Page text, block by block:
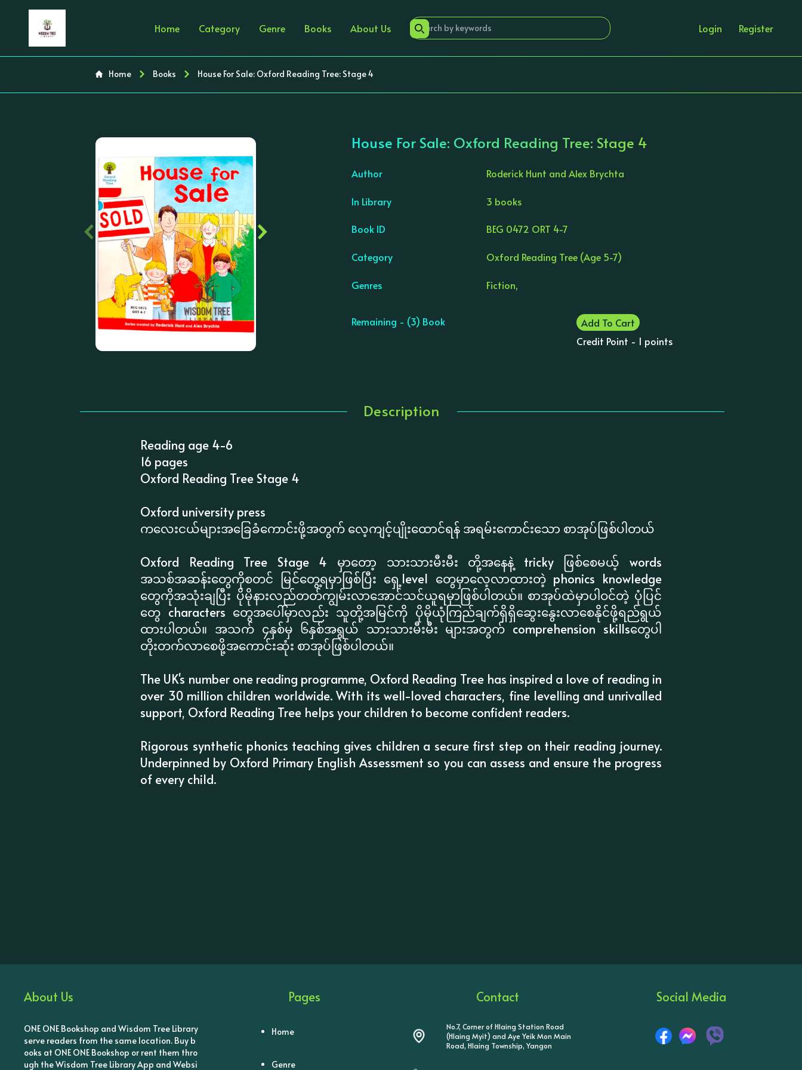
Home Category Genre Books About Us Login Register
Home Books House For Sale: Oxford Reading Tree: Stage 4
‹ ›
House For Sale: Oxford Reading Tree: Stage 4
Author Roderick Hunt and Alex Brychta
In Library 3 books
Book ID BEG 0472 ORT 4-7
Category Oxford Reading Tree (Age 5-7)
Genres Fiction,
Remaining - (3) Book
Add To Cart
Credit Point - 1 points
Description
Reading age 4-6
16 pages
Oxford Reading Tree Stage 4
Oxford university press
ကလေးငယ်များအခြေခံကောင်းဖို့အတွက် လေ့ကျင့်ပျိုးထောင်ရန် အရမ်းကောင်းသော စာအုပ်ဖြစ်ပါတယ်
Oxford Reading Tree Stage 4 မှာတော့ သားသားမီးမီး တို့အနေနဲ့ tricky ဖြစ်စေမယ့် words
အသစ်အဆန်းတွေကိုစတင် မြင်တွေ့ရမှာဖြစ်ပြီး ရှေ့level တွေမှာလေ့လာထားတဲ့ phonics knowledge
တွေကိုအသုံးချပြီး ပိုမိုနားလည်တတ်ကျွမ်းလာအောင်သင်ယူရမှာဖြစ်ပါတယ်။ စာအုပ်ထဲမှာပါဝင်တဲ့ ပုံပြင်
တွေ characters တွေအပေါ်မှာလည်း သူတို့အမြင်ကို ပိုမိုယုံကြည်ချက်ရှိရှိဆွေးနွေးလာစေနိုင်ဖို့ရည်ရွယ်
ထားပါတယ်။ အသက် ၄နှစ်မှ ၆နှစ်အရွယ် သားသားမီးမီး များအတွက် comprehension skillsတွေပါ
တိုးတက်လာစေဖို့အကောင်းဆုံး စာအုပ်ဖြစ်ပါတယ်။
The UK's number one reading programme, Oxford Reading Tree has inspired a love of reading in
over 30 million children worldwide. With its well-loved characters, fine levelling and unrivalled
support, Oxford Reading Tree helps your children to become confident readers.
Rigorous synthetic phonics teaching gives children a secure first step on their reading journey.
Underpinned by Oxford Primary English Assessment so you can assess and ensure the progress
of every child.
About Us
ONE ONE Bookshop and Wisdom Tree Library
serve readers from the same location. Buy b
ooks at ONE ONE Bookshop or rent them thro
ugh the Wisdom Tree Library App and Websi
Pages
Home
Genre
Contact
No.7, Corner of Hlaing Station Road
(Hlaing Myit) and Aye Yeik Mon Main
Road, Hlaing Township, Yangon
Social Media